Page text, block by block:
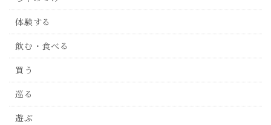
体験する
飲む・食べる
買う
巡る
遊ぶ